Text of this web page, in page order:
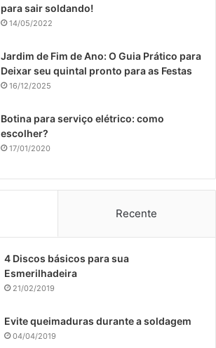
para sair soldando!
14/05/2022
Jardim de Fim de Ano: O Guia Prático para
Deixar seu quintal pronto para as Festas
16/12/2025
​Botina para serviço elétrico: como
escolher?
17/01/2020
Recente
​4 Discos básicos para sua
Esmerilhadeira
21/02/2019
Evite queimaduras durante a soldagem
04/04/2019